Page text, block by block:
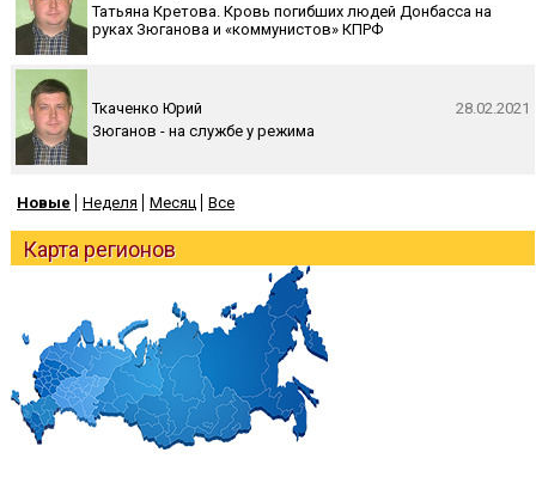
Татьяна Кретова. Кровь погибших людей Донбасса на
руках Зюганова и «коммунистов» КПРФ
Ткаченко Юрий
28.02.2021
Зюганов - на службе у режима
Новые Неделя Месяц Все
Карта регионов